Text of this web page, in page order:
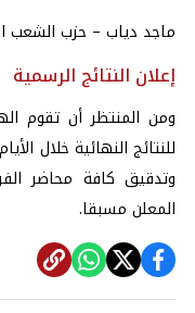
ماجد دياب – حزب الشعب الجمهوري:
إعلان النتائج الرسمية
ومن المنتظر أن تقوم
للنتائج النهائية خلال
وتدقيق كافة محاضر
المعلن مسبقا.